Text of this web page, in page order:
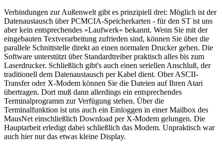
Verbindungen zur Außenwelt gibt es prinzipiell drei: Möglich ist der
Datenaustausch über PCMCIA-Speicherkarten - für den ST ist uns
aber kein entsprechendes »Laufwerk« bekannt. Wenn Sie mit der
eingebauten Textverarbeitung zufrieden sind, können Sie über die
parallele Schnittstelle direkt an einen normalen Drucker gehen. Die
Software unterstützt über Standardtreiber praktisch alles bis zum
Laserdrucker. Schließlich gibt's auch einen seriellen Anschluß, der
traditionell dem Datenaustausch per Kabel dient. Ober ASCII-
Transfer oder X-Modem können Sie die Dateien auf Ihren Atari
übertragen. Dort muß dann allerdings ein entsprechendes
Terminalprogramm zur Verfügung stehen. Über die
Terminalfunktion ist uns auch ein Einloggen in einer Mailbox des
MausNet einschließlich Download per X-Modem gelungen. Die
Hauptarbeit erledigt dabei schließlich das Modem. Unpraktisch war
auch hier nur das etwas kleine Display.